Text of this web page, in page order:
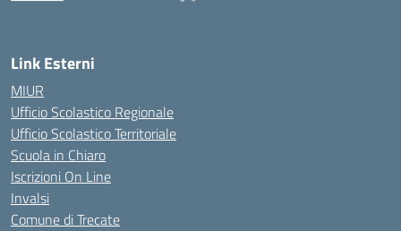
Link Esterni
MIUR
Ufficio Scolastico Regionale
Ufficio Scolastico Territoriale
Scuola in Chiaro
Iscrizioni On Line
Invalsi
Comune di Trecate